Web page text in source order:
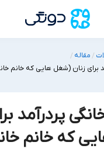
/مقاله /
برای زنان (شغل هایی که خانم
پردرآمد
که خانم